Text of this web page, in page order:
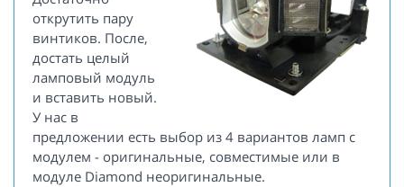
открутить пару
винтиков. После,
достать целый
ламповый модуль
и вставить новый.
У нас в
предложении есть выбор из 4 вариантов ламп с
модулем - оригинальные, совместимые или в
модуле Diamond неоригинальные.